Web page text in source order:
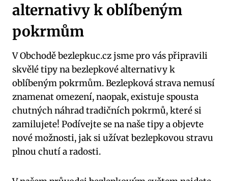
alternativy k oblíbeným
pokrmům
V Obchodě bezlepkuc.cz jsme pro vás připravili
skvělé tipy na bezlepkové alternativy k
oblíbeným pokrmům. Bezlepková strava nemusí
znamenat omezení, naopak, existuje spousta
chutných náhrad tradičních pokrmů, které si
zamilujete! Podívejte se na naše tipy a objevte
nové možnosti, jak si užívat bezlepkovou stravu
plnou chutí a radosti.